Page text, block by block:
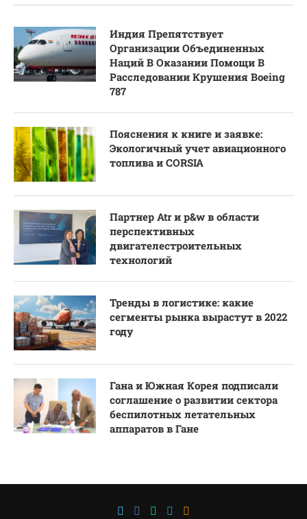
Индия Препятствует
Организации Объединенных
Наций В Оказании Помощи В
Расследовании Крушения Boeing
787
Пояснения к книге и заявке:
Экологичный учет авиационного
топлива и CORSIA
Партнер Atr и p&w в области
перспективных
двигателестроительных
технологий
Тренды в логистике: какие
сегменты рынка вырастут в 2022
году
Гана и Южная Корея подписали
соглашение о развитии сектора
беспилотных летательных
аппаратов в Гане